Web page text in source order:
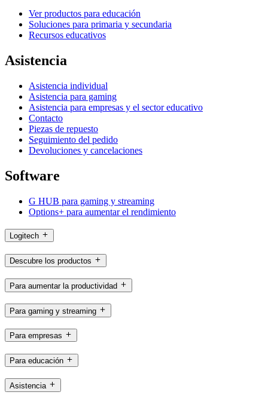
Ver productos para educación
Soluciones para primaria y secundaria
Recursos educativos
Asistencia
Asistencia individual
Asistencia para gaming
Asistencia para empresas y el sector educativo
Contacto
Piezas de repuesto
Seguimiento del pedido
Devoluciones y cancelaciones
Software
G HUB para gaming y streaming
Options+ para aumentar el rendimiento
Logitech
Descubre los productos
Para aumentar la productividad
Para gaming y streaming
Para empresas
Para educación
Asistencia